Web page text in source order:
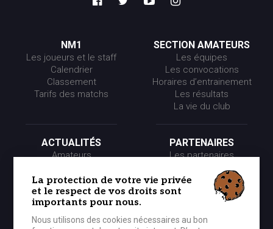
NM1
Les joueurs et le staff
Calendrier
Classement
Tarifs des matchs
SECTION AMATEURS
Les équipes
Les convocations
Horaires d’entrainement
Les résultats
La vie du club
ACTUALITÉS
Amateurs
Presse
Partenaires
PARTENAIRES
Les partenaires
Les offres partenaires
La protection de votre vie privée
et le respect de vos droits sont
importants pour nous.
Nous utilisons des cookies nécessaires au bon